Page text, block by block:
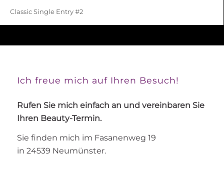
Classic Single Entry #2
Ich freue mich auf Ihren Besuch!
Rufen Sie mich einfach an und vereinbaren Sie
Ihren Beauty-Termin.
Sie finden mich im Fasanenweg 19
in 24539 Neumünster.